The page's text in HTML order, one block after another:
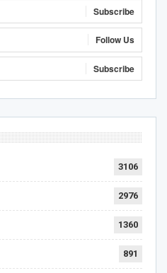
Subscribe
Follow Us
Subscribe
3106
2976
1360
891